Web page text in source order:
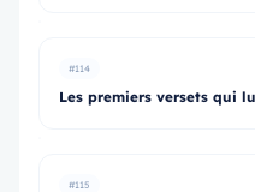
#114
Les premiers versets qui
#115